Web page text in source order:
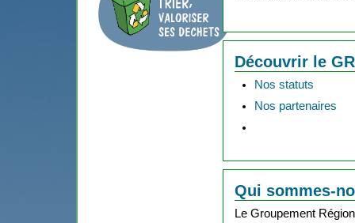
Découvrir le
Nos statuts
Nos partenaires
Qui sommes-
Le Groupement